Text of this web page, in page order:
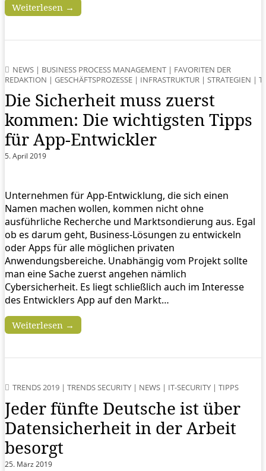
Weiterlesen →
NEWS | BUSINESS PROCESS MANAGEMENT | FAVORITEN DER
REDAKTION | GESCHÄFTSPROZESSE | INFRASTRUKTUR | STRATEGIEN |
Die Sicherheit muss zuerst
kommen: Die wichtigsten Tipps
für App-Entwickler
5. April 2019
Unternehmen für App-Entwicklung, die sich einen
Namen machen wollen, kommen nicht ohne
ausführliche Recherche und Marktsondierung aus. Egal
ob es darum geht, Business-Lösungen zu entwickeln
oder Apps für alle möglichen privaten
Anwendungsbereiche. Unabhängig vom Projekt sollte
man eine Sache zuerst angehen nämlich
Cybersicherheit. Es liegt schließlich auch im Interesse
des Entwicklers App auf den Markt…
Weiterlesen →
TRENDS 2019 | TRENDS SECURITY | NEWS | IT-SECURITY | TIPPS
Jeder fünfte Deutsche ist über
Datensicherheit in der Arbeit
besorgt
25. März 2019